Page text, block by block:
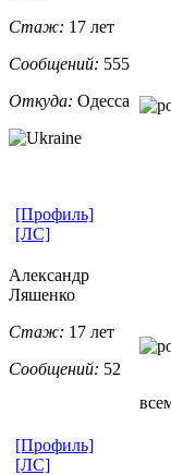
Стаж: 17 лет
Сообщений: 555
Откуда: Одесса
[Профиль]
[ЛС]
Александр
Ляшенко
Стаж: 17 лет
Сообщений: 52
[Профиль]
[ЛС]